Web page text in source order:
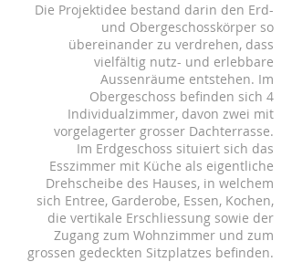
Die Projektidee bestand darin den Erd-
und Obergeschosskörper so
übereinander zu verdrehen, dass
vielfältig nutz- und erlebbare
Aussenräume entstehen. Im
Obergeschoss befinden sich 4
Individualzimmer, davon zwei mit
vorgelagerter grosser Dachterrasse.
Im Erdgeschoss situiert sich das
Esszimmer mit Küche als eigentliche
Drehscheibe des Hauses, in welchem
sich Entree, Garderobe, Essen, Kochen,
die vertikale Erschliessung sowie der
Zugang zum Wohnzimmer und zum
grossen gedeckten Sitzplatzes befinden.